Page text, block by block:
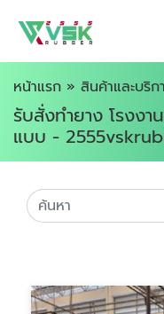
หน้าแรก » สินค้าและบริก
รับสั่งทำยาง โรงง
แบบ -